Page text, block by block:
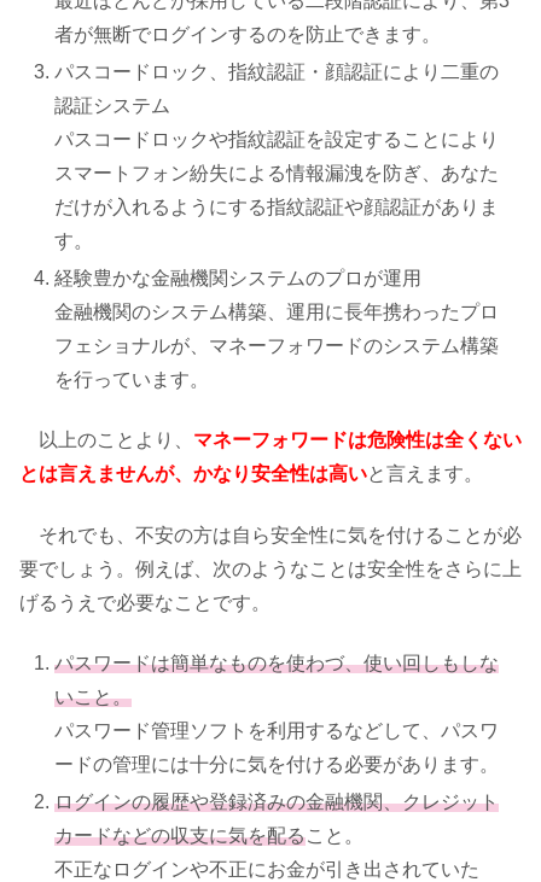
者が無断でログインするのを防止できます。
パスコードロック、指紋認証・顔認証により二重の
認証システム
パスコードロックや指紋認証を設定することにより
スマートフォン紛失による情報漏洩を防ぎ、あなた
だけが入れるようにする指紋認証や顔認証がありま
す。
経験豊かな金融機関システムのプロが運用
金融機関のシステム構築、運用に長年携わったプロ
フェショナルが、マネーフォワードのシステム構築
を行っています。
以上のことより、 マネーフォワードは危険性は全くない
とは言えませんが、かなり安全性は高いと言えます。
それでも、不安の方は自ら安全性に気を付けることが必
要でしょう。例えば、次のようなことは安全性をさらに上
げるうえで必要なことです。
パスワードは簡単なものを使わづ、使い回しもしな
いこと。
パスワード管理ソフトを利用するなどして、パスワ
ードの管理には十分に気を付ける必要があります。
ログインの履歴や登録済みの金融機関、クレジット
カードなどの収支に気を配ること。
不正なログインや不正にお金が引き出されていた